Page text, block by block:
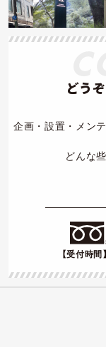
どう
企画・設置・メン
どんな
【受付時